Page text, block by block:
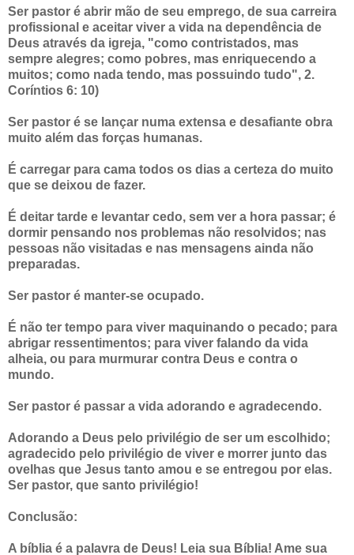
Ser pastor é abrir mão de seu emprego, de sua carreira
profissional e aceitar viver a vida na dependência de
Deus através da igreja, "como contristados, mas
sempre alegres; como pobres, mas enriquecendo a
muitos; como nada tendo, mas possuindo tudo", 2.
Coríntios 6: 10)
Ser pastor é se lançar numa extensa e desafiante obra
muito além das forças humanas.
É carregar para cama todos os dias a certeza do muito
que se deixou de fazer.
É deitar tarde e levantar cedo, sem ver a hora passar; é
dormir pensando nos problemas não resolvidos; nas
pessoas não visitadas e nas mensagens ainda não
preparadas.
Ser pastor é manter-se ocupado.
É não ter tempo para viver maquinando o pecado; para
abrigar ressentimentos; para viver falando da vida
alheia, ou para murmurar contra Deus e contra o
mundo.
Ser pastor é passar a vida adorando e agradecendo.
Adorando a Deus pelo privilégio de ser um escolhido;
agradecido pelo privilégio de viver e morrer junto das
ovelhas que Jesus tanto amou e se entregou por elas.
Ser pastor, que santo privilégio!
Conclusão:
A bíblia é a palavra de Deus! Leia sua Bíblia! Ame sua